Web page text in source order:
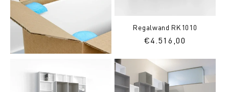
Regalwand RK1010
Normaler
€4.516,00